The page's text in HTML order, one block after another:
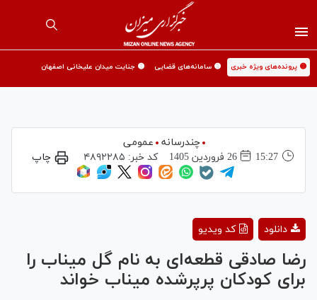
🟡 پرونده‌های ویژه خبری 🟡 سامانه‌های قضایی 🟡 جنایت میدان علیخانی اصفهان
چندرسانه
عمومی
15:27
26 فروردين 1405 کد خبر: ۴۸۹۲۲۸۵ چاپ
Video
کد ویدیو دانلود
رضا صادقی قطعه‌ای به نام گل میناب را
برای کودکان پرپرشده میناب خواند